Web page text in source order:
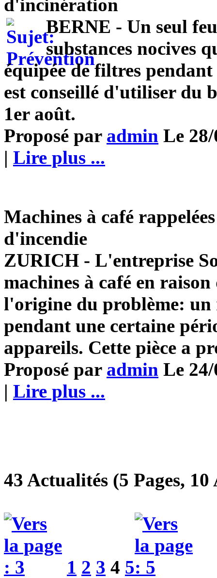
d'incinération
BERNE - Un seul
substances nocives
équipée de filtres
est conseillé d'utiliser du
1er août.
Proposé par admin Le
| Lire plus ...
Machines à café
d'incendie
ZURICH - L'entreprise
machines à café en
l'origine du problème: un
pendant une certaine
appareils. Cette pièce a
Proposé par admin Le
| Lire plus ...
43 Actualités (5 Pages,
1 2 3 4 5